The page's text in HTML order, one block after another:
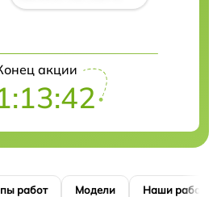
акции
работ Модели Наши работы